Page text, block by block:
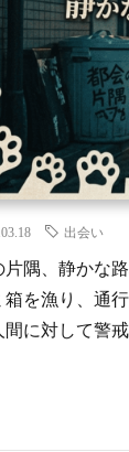
出会い
片隅、静かな
箱を漁り、通
間に対して警